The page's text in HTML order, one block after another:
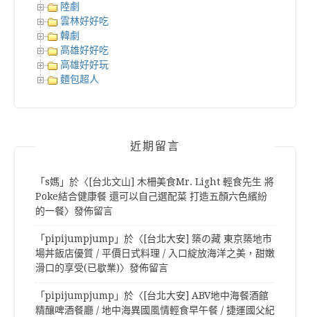
陸劇
雲林好好吃
韓劇
高雄好好吃
高雄好好玩
麵包超人
近期留言
「s媽 」於〈 [台北文山] 木柵美食Mr. Light 輕食先生 將
Poke結合健康餐 還可以自己選配菜 打造五顏六色繽紛
的一餐〉發佈留言
「pipijumpjump 」於〈 [台北大安] 築の藏 東京築地市
場丼飯店優質 / 平價日式料理 / 入口綻放海洋之美，甜嫩
滑口的享受(已歇業)〉發佈留言
「pipijumpjump 」於〈 [台北大安] ABV地中海餐酒館
精釀啤酒餐廳 / 地中海異國風情輕食早午餐 / 捷運國父紀